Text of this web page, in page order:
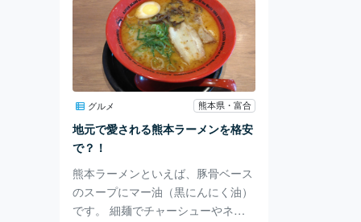
えるお店を紹介します。 本日訪れ
たのは、熊本市南区田迎にある「て
んまや」さんです。 お店に入ると
大きな水槽がお出迎え！ （写真が
下手でごめんなさい…） ちなみに
こちら、右奥はカニですよ🦀 店内
はモダンで落ち着いた雰囲気でし
た。 メニュー表は特になく、注文
はタッチパネルからしま
グルメ 熊本県・富合
地元で愛される熊本ラーメンを格安
で？！
熊本ラーメンといえば、豚骨ベース
のスープにマー油（黒にんにく油）
です。 細麺でチャーシューやネギ